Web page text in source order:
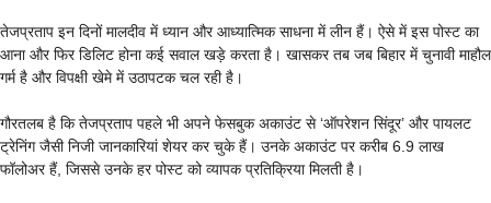
तेजप्रताप इन दिनों मालदीव में ध्यान और आध्यात्मिक साधना में लीन हैं। ऐसे में इस पोस्ट का
आना और फिर डिलिट होना कई सवाल खड़े करता है। खासकर तब जब बिहार में चुनावी माहौल
गर्म है और विपक्षी खेमे में उठापटक चल रही है।
गौरतलब है कि तेजप्रताप पहले भी अपने फेसबुक अकाउंट से ‘ऑपरेशन सिंदूर’ और पायलट
ट्रेनिंग जैसी निजी जानकारियां शेयर कर चुके हैं। उनके अकाउंट पर करीब 6.9 लाख
फॉलोअर हैं, जिससे उनके हर पोस्ट को व्यापक प्रतिक्रिया मिलती है।